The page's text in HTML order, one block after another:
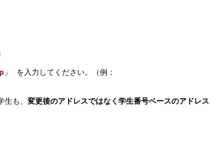
」 を入力してください。（例：
も、 変更後のアドレスではなく学生番号ベースのアドレス